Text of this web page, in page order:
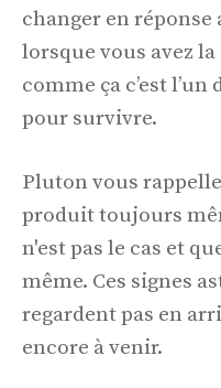
changer en réponse
lorsque vous avez la
comme ça c’est
pour survivre.
Pluton vous
produit toujours
n'est pas le cas et
même. Ces signes
regardent pas en
encore à venir.